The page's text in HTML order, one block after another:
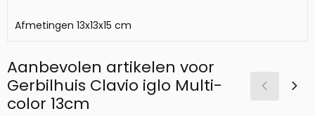
Afmetingen 13x13x15 cm
Aanbevolen artikelen voor
Gerbilhuis Clavio iglo Multi-
color 13cm